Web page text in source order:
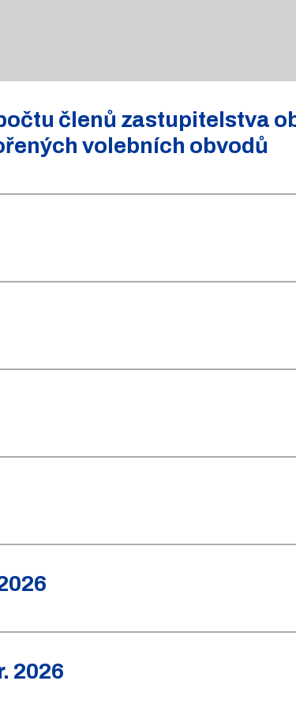
členů zastupitelstva
volebních obvodů
2026